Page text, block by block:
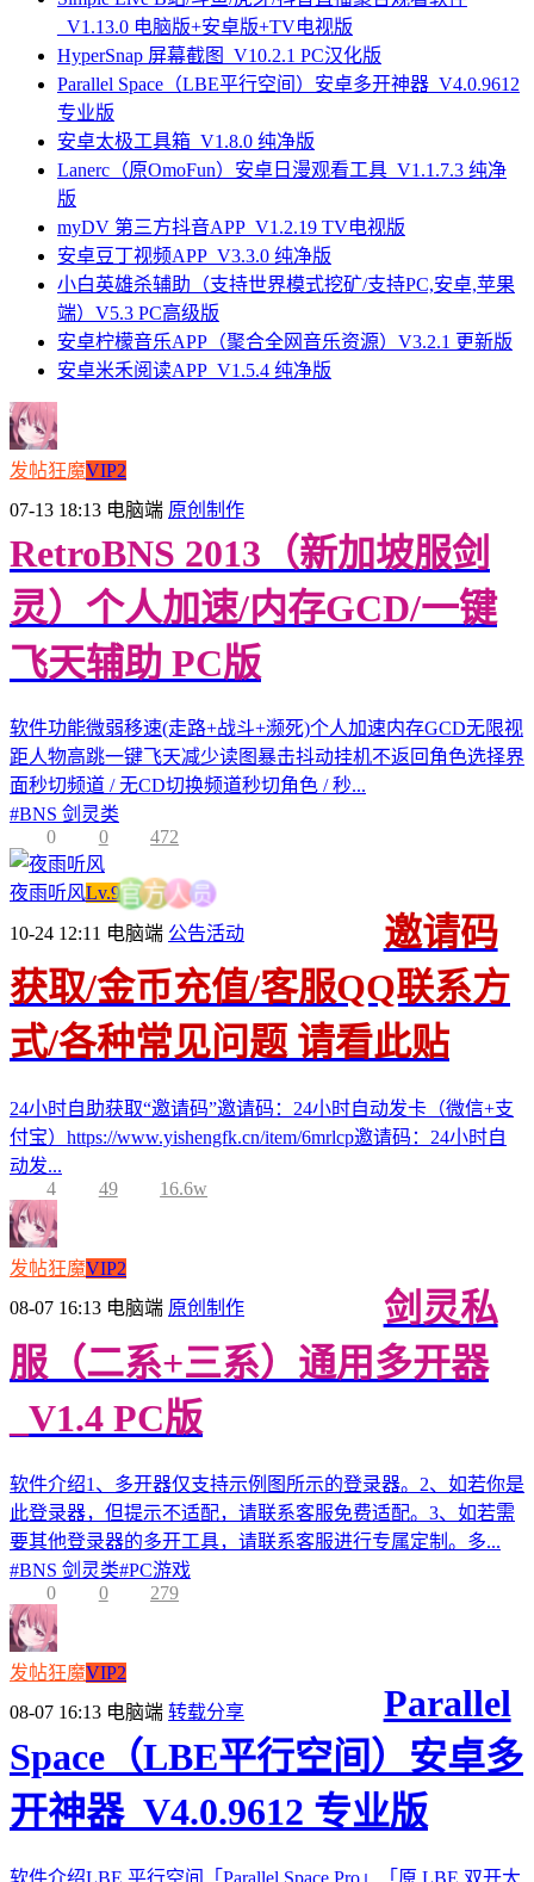
_V1.13.0 电脑版+安卓版+TV电视版
HyperSnap 屏幕截图_V10.2.1 PC汉化版
Parallel Space（LBE平行空间）安卓多开神器_V4.0.9612
专业版
安卓太极工具箱_V1.8.0 纯净版
Lanerc（原OmoFun）安卓日漫观看工具_V1.1.7.3 纯净
版
myDV 第三方抖音APP_V1.2.19 TV电视版
安卓豆丁视频APP_V3.3.0 纯净版
小白英雄杀辅助（支持世界模式挖矿/支持PC,安卓,苹果
端）V5.3 PC高级版
安卓柠檬音乐APP（聚合全网音乐资源）V3.2.1 更新版
安卓米禾阅读APP_V1.5.4 纯净版
发帖狂魔VIP2
07-13 18:13 电脑端 原创制作
RetroBNS 2013（新加坡服剑
灵）个人加速/内存GCD/一键
飞天辅助 PC版
软件功能微弱移速(走路+战斗+濒死)个人加速内存GCD无限视
距人物高跳一键飞天减少读图暴击抖动挂机不返回角色选择界
面秒切频道 / 无CD切换频道秒切角色 / 秒...
#BNS 剑灵类
0
0 472
夜雨听风Lv.9官 方 人员
10-24 12:11 电脑端 公告活动
邀请码
获取/金币充值/客服QQ联系方
式/各种常见问题 请看此贴
24小时自助获取“邀请码”邀请码：24小时自动发卡（微信+支
付宝）https://www.yishengfk.cn/item/6mrlcp邀请码：24小时自
动发...
4
49 16.6w
发帖狂魔VIP2
08-07 16:13 电脑端 原创制作
剑灵私
服（二系+三系）通用多开器
_V1.4 PC版
软件介绍1、多开器仅支持示例图所示的登录器。2、如若你是
此登录器，但提示不适配，请联系客服免费适配。3、如若需
要其他登录器的多开工具，请联系客服进行专属定制。多...
#BNS 剑灵类#PC游戏
0
0 279
发帖狂魔VIP2
08-07 16:13 电脑端 转载分享
Parallel
Space（LBE平行空间）安卓多
开神器_V4.0.9612 专业版
软件介绍LBE 平行空间「Parallel Space Pro」「原 LBE 双开大